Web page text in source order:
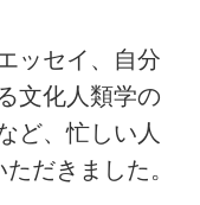
ッセイ、自分
文化人類学の
ど、忙しい人
だきました。